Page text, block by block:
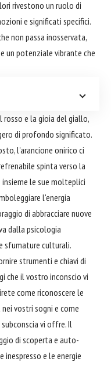
rivestono un ruolo di
e significati specifici.
non passa inosservata,
un potenziale vibrante che
e la gioia del giallo,
di profondo significato.
l'arancione onirico ci
spinta verso la
le sue molteplici
l'energia
di abbracciare nuove
dalla psicologia
sfumature culturali.
strumenti e chiavi di
che il vostro inconscio vi
come riconoscere le
vostri sogni e come
vi offre. Il
di scoperta e auto-
e le energie